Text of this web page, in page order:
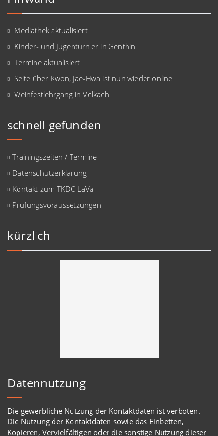
Mediathek aktualisiert
Kinder- und Jugenturnier in Genthin
Termine aktualisiert
Seite über Kwon, Jae-Hwa ist nun wieder online
Weinfestlehrgang in Volkach
schnell gefunden
Trainingszeiten / Termine
Datenschutzerklärung
Kontakt zum TKDC LaVa
Prüfungsvoraussetzungen
kürzlich
Datennutzung
Die gewerbliche Nutzung der Kontaktdaten ist verboten.
Die Nutzung der Kontaktdaten sowie das Einbetten,
Kopieren, Vervielfältigen oder die sonstige Nutzung dieser